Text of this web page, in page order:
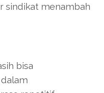
sindikat menambah
bisa